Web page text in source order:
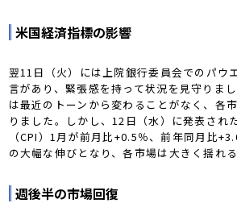
米国経済指標の影響
翌11日（火）には上院銀行委員会でのパウ
言があり、緊張感を持って状況を見守りま
は最近のトーンから変わることがなく、各
りました。しかし、12日（水）に発表され
（CPI）1月が前月比+0.5％、前年同月比
の大幅な伸びとなり、各市場は大きく揺れ
週後半の市場回復